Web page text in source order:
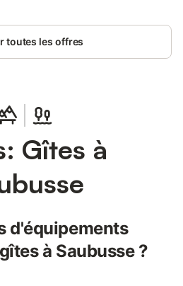
toutes les offres
Gîtes à
d'équipements
à Saubusse ?